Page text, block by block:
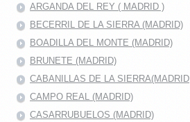
ARGANDA DEL REY ( MADRID )
BECERRIL DE LA SIERRA (MADRID)
BOADILLA DEL MONTE (MADRID)
BRUNETE (MADRID)
CABANILLAS DE LA SIERRA(MADRID
CAMPO REAL (MADRID)
CASARRUBUELOS (MADRID)